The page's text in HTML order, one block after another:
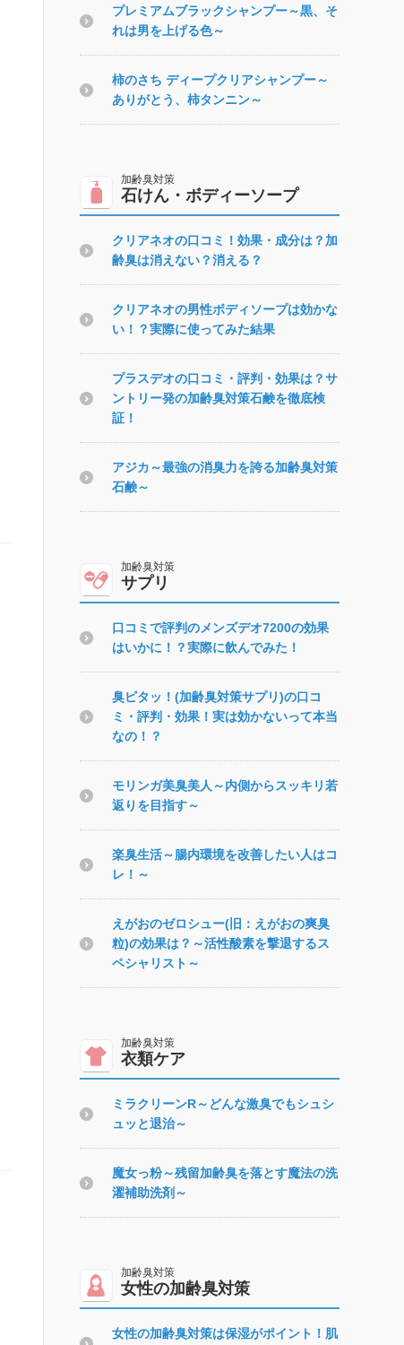
プレミアムブラックシャンプー～黒、そ
れは男を上げる色～
柿のさち ディープクリアシャンプー～
ありがとう、柿タンニン～
石けん・ボディーソープ
クリアネオの口コミ！効果・成分は？加
齢臭は消えない？消える？
クリアネオの男性ボディソープは効かな
い！？実際に使ってみた結果
プラスデオの口コミ・評判・効果は？サ
ントリー発の加齢臭対策石鹸を徹底検
証！
アジカ～最強の消臭力を誇る加齢臭対策
石鹸～
サプリ
口コミで評判のメンズデオ7200の効果
はいかに！？実際に飲んでみた！
臭ピタッ！(加齢臭対策サプリ)の口コ
ミ・評判・効果！実は効かないって本当
なの！？
モリンガ美臭美人～内側からスッキリ若
返りを目指す～
楽臭生活～腸内環境を改善したい人はコ
レ！～
えがおのゼロシュー(旧：えがおの爽臭
粒)の効果は？～活性酸素を撃退するス
ペシャリスト～
衣類ケア
ミラクリーンR～どんな激臭でもシュシ
ュッと退治～
魔女っ粉～残留加齢臭を落とす魔法の洗
濯補助洗剤～
女性の加齢臭対策
女性の加齢臭対策は保湿がポイント！肌